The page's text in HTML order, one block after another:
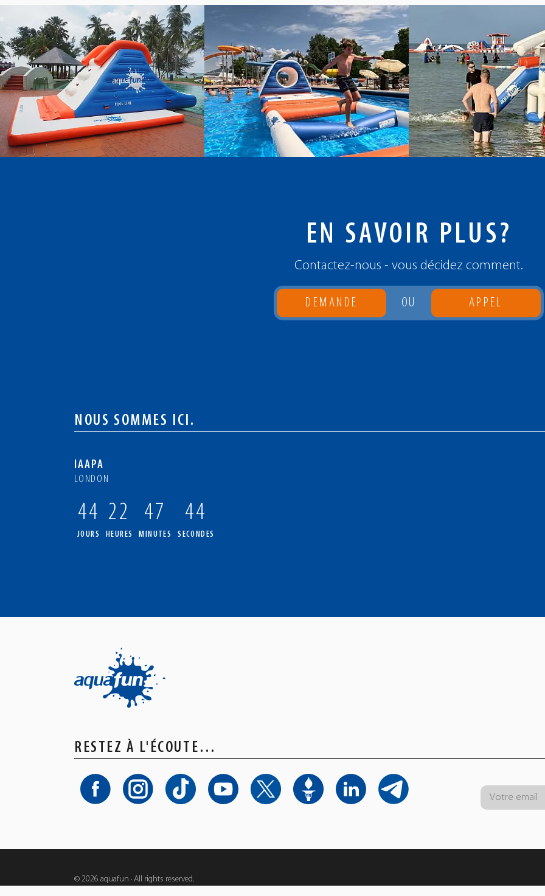
EN SAVOIR PLUS?
Contactez-nous - vous décidez comment.
DEMANDE OU APPEL
NOUS SOMMES ICI.
IAAPA
LONDON
44
JOURS
22
HEURES
47
MINUTES
43
SECONDES
RESTEZ À L'ÉCOUTE…
© 2026 aquafun · All rights reserved.